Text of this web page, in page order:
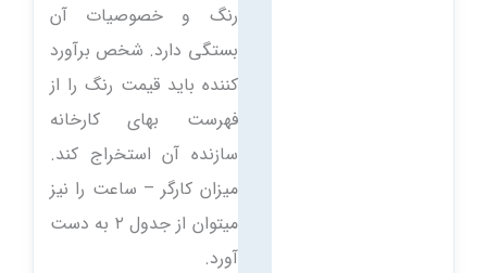
رنگ و خصوصیات آن
بستگی دارد. شخص برآورد
کننده باید قیمت رنگ را از
فهرست بهای کارخانه
سازنده آن استخراج کند.
میزان کارگر – ساعت را نیز
میتوان از جدول ۲ به دست
آورد.